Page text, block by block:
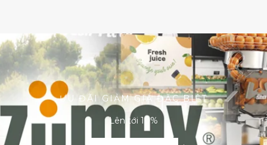
ƯU ĐÃI GIẢM GIÁ ĐẶC BIỆT
Lên tới 10%